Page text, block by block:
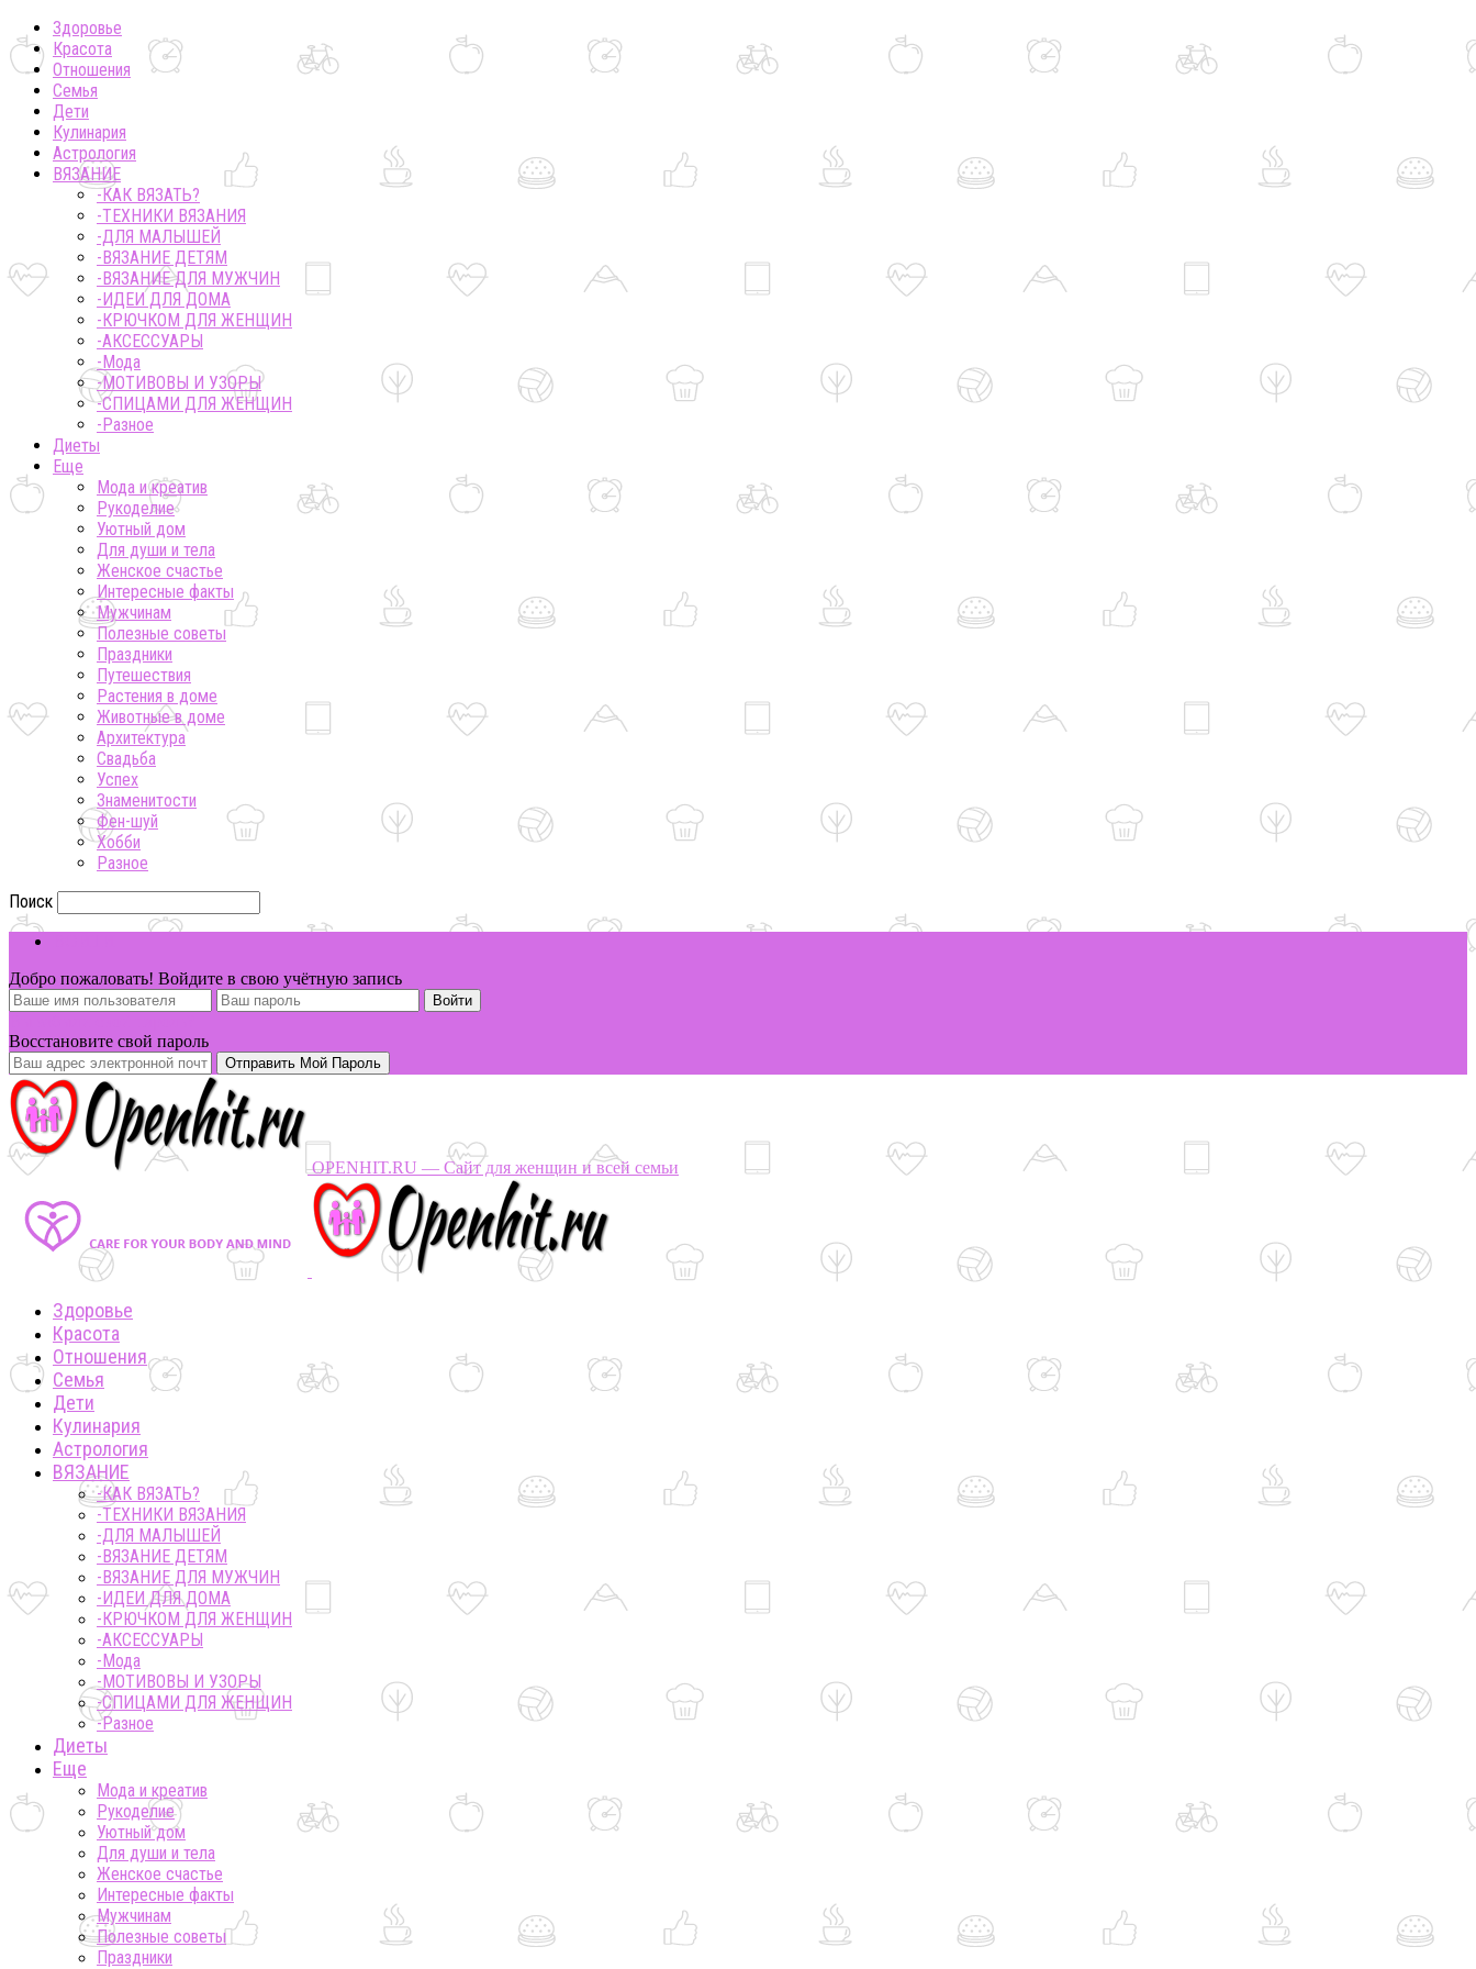
Здоровье
Красота
Отношения
Семья
Дети
Кулинария
Астрология
ВЯЗАНИЕ
-КАК ВЯЗАТЬ?
-ТЕХНИКИ ВЯЗАНИЯ
-ДЛЯ МАЛЫШЕЙ
-ВЯЗАНИЕ ДЕТЯМ
-ВЯЗАНИЕ ДЛЯ МУЖЧИН
-ИДЕИ ДЛЯ ДОМА
-КРЮЧКОМ ДЛЯ ЖЕНЩИН
-AКСЕССУАРЫ
-Мода
-МОТИВОВЫ И УЗОРЫ
-СПИЦАМИ ДЛЯ ЖЕНЩИН
-Разное
Диеты
Еще
Мода и креатив
Рукоделие
Уютный дом
Для души и тела
Женское счастье
Интересные факты
Мужчинам
Полезные советы
Праздники
Путешествия
Растения в доме
Животные в доме
Архитектура
Свадьба
Успех
Знаменитости
Фен-шуй
Хобби
Разное
Поиск
Добро пожаловать! Войдите в свою учётную запись
Восстановите свой пароль
OPENHIT.RU — Сайт для женщин и всей семьи
Здоровье
Красота
Отношения
Семья
Дети
Кулинария
Астрология
ВЯЗАНИЕ
-КАК ВЯЗАТЬ?
-ТЕХНИКИ ВЯЗАНИЯ
-ДЛЯ МАЛЫШЕЙ
-ВЯЗАНИЕ ДЕТЯМ
-ВЯЗАНИЕ ДЛЯ МУЖЧИН
-ИДЕИ ДЛЯ ДОМА
-КРЮЧКОМ ДЛЯ ЖЕНЩИН
-AКСЕССУАРЫ
-Мода
-МОТИВОВЫ И УЗОРЫ
-СПИЦАМИ ДЛЯ ЖЕНЩИН
-Разное
Диеты
Еще
Мода и креатив
Рукоделие
Уютный дом
Для души и тела
Женское счастье
Интересные факты
Мужчинам
Полезные советы
Праздники